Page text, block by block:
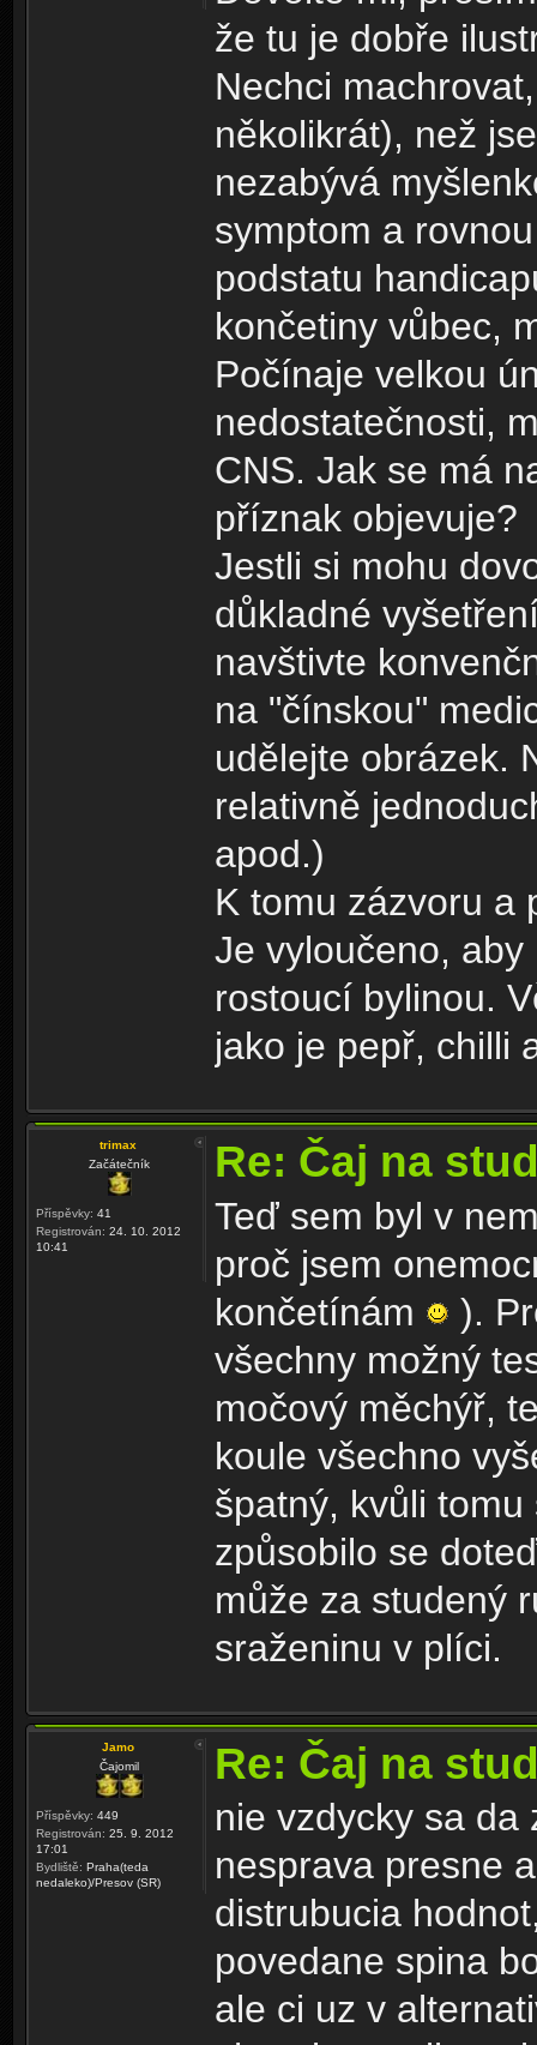
že tu je dobře
Nechci
několikrát), než
nezabývá
symptom a
podstatu
končetiny vůbec,
Počínaje velkou
nedostatečnosti,
CNS. Jak se má
příznak objevuje?
Jestli si mohu
důkladné
navštivte
na "čínskou"
udělejte obrázek.
relativně
apod.)
K tomu zázvoru a
Je vyloučeno,
rostoucí bylinou.
jako je pepř, chilli
trimax
Začátečník
Příspěvky: 41
Registrován: 24. 10. 2012
10:41
Re: Čaj na
Teď sem byl v
proč jsem
končetínám
).
všechny možný
močový měchýř,
koule všechno
špatný, kvůli
způsobilo se
může za studený
sraženinu v plíci.
Jamo
Čajomil
Příspěvky: 449
Registrován: 25. 9. 2012
17:01
Bydliště: Praha(teda
nedaleko)/Presov (SR)
Re: Čaj na
nie vzdycky sa da
nesprava presne
distrubucia
povedane spina
ale ci uz v